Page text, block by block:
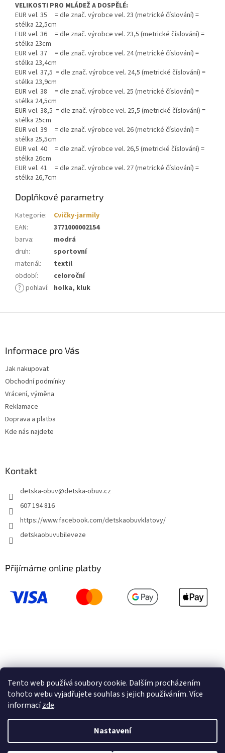
Tento web používá soubory cookie. Dalším procházením
tohoto webu vyjadřujete souhlas s jejich používáním. Více
informacízde.
Nastavení
VELIKOSTI PRO MLÁDEŽ A DOSPĚLÉ:
EUR vel. 35 = dle znač. výrobce vel. 23 (metrické číslování) =
stélka 22,5cm
EUR vel. 36 = dle znač. výrobce vel. 23,5 (metrické číslování) =
stélka 23cm
EUR vel. 37 = dle znač. výrobce vel. 24 (metrické číslování) =
stélka 23,4cm
EUR vel. 37,5 = dle znač. výrobce vel. 24,5 (metrické číslování) =
stélka 23,9cm
EUR vel. 38 = dle znač. výrobce vel. 25 (metrické číslování) =
stélka 24,5cm
EUR vel. 38,5 = dle znač. výrobce vel. 25,5 (metrické číslování) =
stélka 25cm
EUR vel. 39 = dle znač. výrobce vel. 26 (metrické číslování) =
stélka 25,5cm
EUR vel. 40 = dle znač. výrobce vel. 26,5 (metrické číslování) =
stélka 26cm
EUR vel. 41 = dle znač. výrobce vel. 27 (metrické číslování) =
stélka 26,7cm
Doplňkové parametry
Kategorie:
Cvičky-jarmily
EAN:
3771000002154
barva:
modrá
druh:
sportovní
materiál:
textil
období:
celoroční
? pohlaví: holka, kluk
Informace pro Vás
Jak nakupovat
Obchodní podmínky
Vrácení, výměna
Reklamace
Doprava a platba
Kde nás najdete
Kontakt
detska-obuv@detska-obuv.cz
607 194 816
https://www.facebook.com/detskaobuvklatovy/
detskaobuvubileveze
Přijímáme online platby